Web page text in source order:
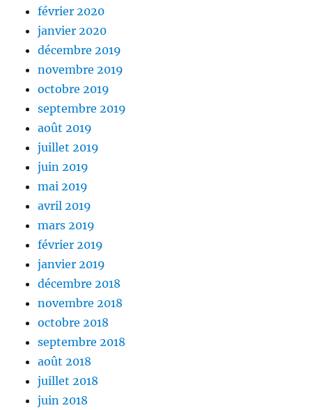
février 2020
janvier 2020
décembre 2019
novembre 2019
octobre 2019
septembre 2019
août 2019
juillet 2019
juin 2019
mai 2019
avril 2019
mars 2019
février 2019
janvier 2019
décembre 2018
novembre 2018
octobre 2018
septembre 2018
août 2018
juillet 2018
juin 2018